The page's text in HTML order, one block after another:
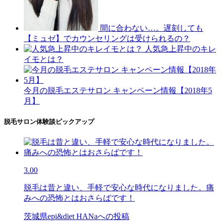
間に合わない…。遅刻しても
【ミュゼ】でカウンセリングは受けられるの？
人気急上昇中のキレ
イモとは？
今月の脱毛エステサロン キャンペーン情報【2018年5
月】
脱毛サロン体験談ピックアップ
3.00
脱毛は昔と違い、手軽で安心な時代になりました。痛
みへの恐怖とはおさらばです！
茨城県epi&diet HANaへの投稿